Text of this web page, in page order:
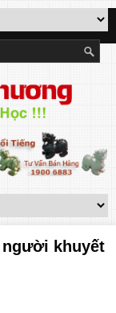
khuyết